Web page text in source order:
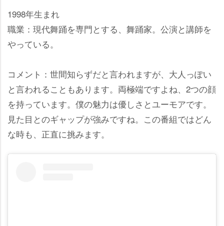
1998年生まれ
職業：現代舞踊を専門とする、舞踊家。公演と講師を
っている。
コメント：世間知らずだと言われますが、大人っぽい
と言われることもあります。両極端ですよね、2つの顔
を持っています。僕の魅力は優しさとユーモアです。
見た目とのギャップが強みですね。この番組ではどん
な時も、正直に挑みます。